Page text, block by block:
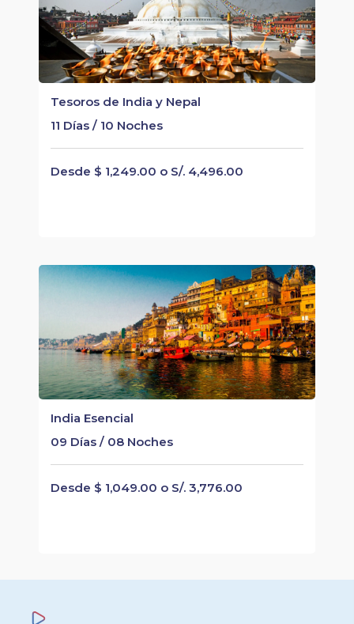
Tesoros de India y Nepal
11 Días / 10 Noches
Desde $ 1,249.00 o S/. 4,496.00
India Esencial
09 Días / 08 Noches
Desde $ 1,049.00 o S/. 3,776.00